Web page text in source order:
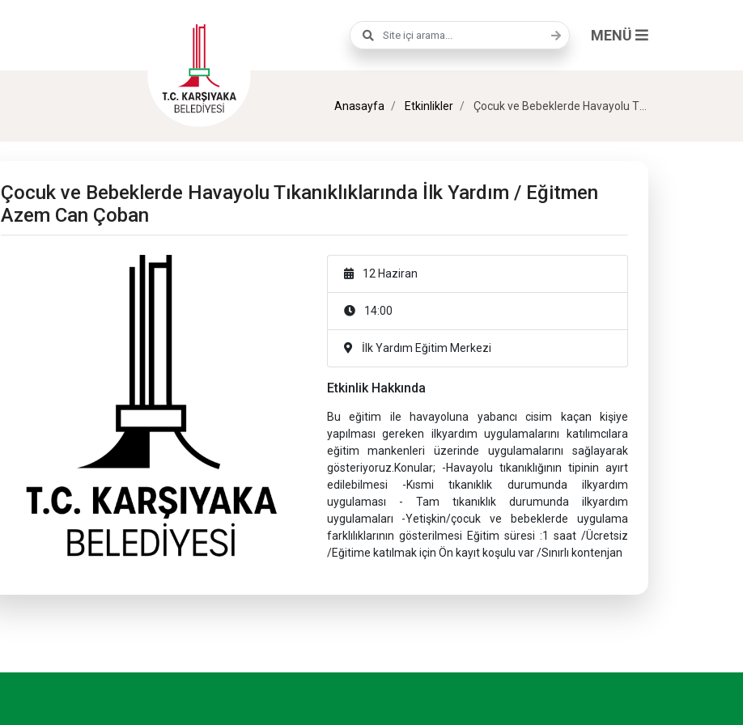
Arama terimi MENÜ
Anasayfa Etkinlikler Çocuk ve Bebeklerde Havayolu Tıkanıklıklarında İlk Yardım / Eğitmen Azem Can Çoban
Çocuk ve Bebeklerde Havayolu Tıkanıklıklarında İlk Yardım / Eğitmen
Azem Can Çoban
12 Haziran
14:00
İlk Yardım Eğitim Merkezi
Etkinlik Hakkında
Bu eğitim ile havayoluna yabancı cisim kaçan kişiye
yapılması gereken ilkyardım uygulamalarını katılımcılara
eğitim mankenleri üzerinde uygulamalarını sağlayarak
gösteriyoruz.Konular; -Havayolu tıkanıklığının tipinin ayırt
edilebilmesi -Kısmi tıkanıklık durumunda ilkyardım
uygulaması - Tam tıkanıklık durumunda ilkyardım
uygulamaları -Yetişkin/çocuk ve bebeklerde uygulama
farklılıklarının gösterilmesi Eğitim süresi :1 saat /Ücretsiz
/Eğitime katılmak için Ön kayıt koşulu var /Sınırlı kontenjan